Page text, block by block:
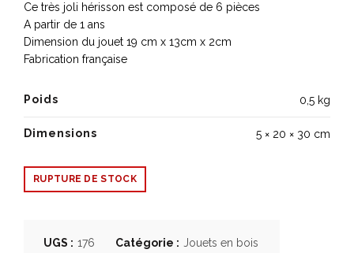
Ce très joli hérisson est composé de 6 pièces
A partir de 1 ans
Dimension du jouet 19 cm x 13cm x 2cm
Fabrication française
Poids 0,5 kg
Dimensions 5 × 20 × 30 cm
RUPTURE DE STOCK
UGS : 176 Catégorie : Jouets en bois